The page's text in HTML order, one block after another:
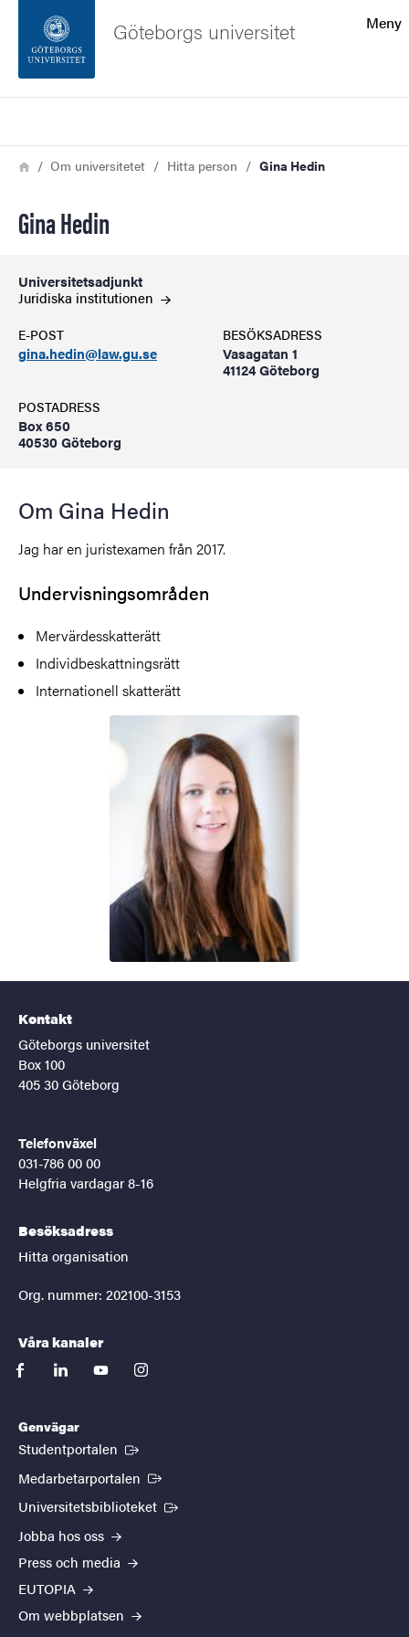
Sidfoten
Meny
Göteborgs universitet
Länkstig
HemOm universitetet Hitta person Gina Hedin
Gina Hedin
Universitetsadjunkt
Juridiska institutionen
E-POST
gina.hedin@law.gu.se
BESÖKSADRESS
Vasagatan 1
41124 Göteborg
POSTADRESS
Box 650
40530 Göteborg
Om Gina Hedin
Jag har en juristexamen från 2017.
Undervisningsområden
Mervärdesskatterätt
Individbeskattningsrätt
Internationell skatterätt
Kontakt
Göteborgs universitet
Box 100
405 30 Göteborg
Telefonväxel
031-786 00 00
Helgfria vardagar 8-16
Besöksadress
Hitta organisation
Org. nummer: 202100-3153
Våra kanaler
facebooklinkedinyoutubeinstagram
Genvägar
Studentportalen (Extern länk)
Medarbetarportalen (Extern länk)
Universitetsbiblioteket (Extern länk)
Jobba hos oss
Press och media
EUTOPIA
Om webbplatsen